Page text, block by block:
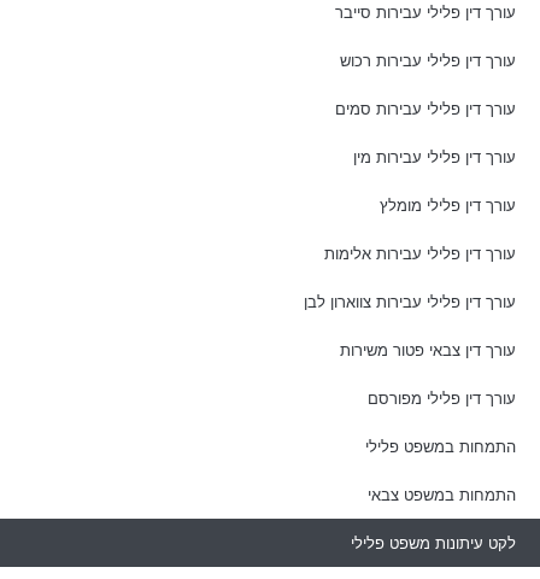
עורך דין פלילי עבירות סייבר
עורך דין פלילי עבירות רכוש
עורך דין פלילי עבירות סמים
עורך דין פלילי עבירות מין
עורך דין פלילי מומלץ
עורך דין פלילי עבירות אלימות
עורך דין פלילי עבירות צווארון לבן
עורך דין צבאי פטור משירות
עורך דין פלילי מפורסם
התמחות במשפט פלילי
התמחות במשפט צבאי
לקט עיתונות משפט פלילי